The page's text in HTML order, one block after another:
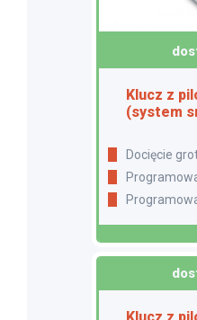
Klucz z pilotem
(system
Docięcie